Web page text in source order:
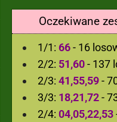
Oczekiwane
1/1: 66- 16
2/2: 51,60- 137
2/3: 41,55,59-
3/3: 18,21,72-
2/4: 04,05,22,53